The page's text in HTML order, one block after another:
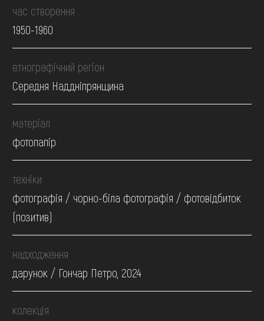
час створення
1950-1960
етнографічний регіон
Середня Наддніпрянщина
матеріал
фотопапір
техніки
фотографія / чорно-біла фотографія / фотовідбиток
(позитив)
надходження
дарунок / Гончар Петро, 2024
колекція